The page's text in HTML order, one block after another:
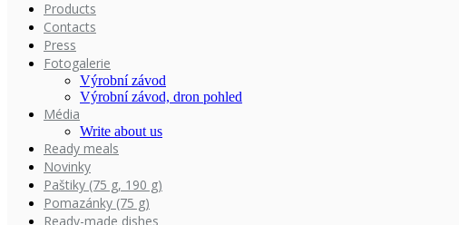
Products
Contacts
Press
Fotogalerie
Výrobní závod
Výrobní závod, dron pohled
Média
Write about us
Ready meals
Novinky
Paštiky (75 g, 190 g)
Pomazánky (75 g)
Ready-made dishes